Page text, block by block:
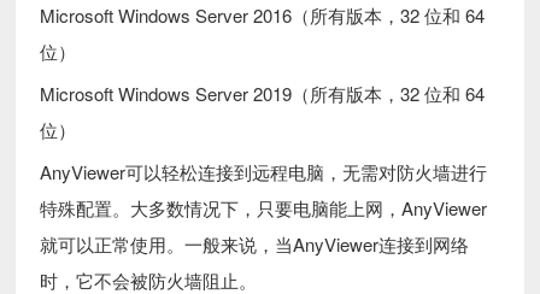
Microsoft Windows Server 2016（所有版本，32 位和 64
位）
Microsoft Windows Server 2019（所有版本，32 位和 64
位）
AnyViewer可以轻松连接到远程电脑，无需对防火墙进行
特殊配置。大多数情况下，只要电脑能上网，AnyViewer
就可以正常使用。一般来说，当AnyViewer连接到网络
时，它不会被防火墙阻止。